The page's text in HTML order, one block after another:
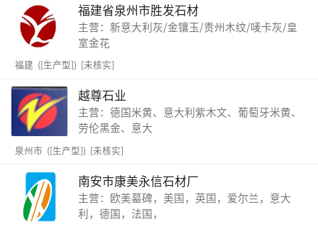
福建省泉州市胜发石材
主营：新意大利灰/金镶玉/贵州木纹/唛卡灰/皇
室金花
福建 ([生产型]) [未核实]
越尊石业
主营：德国米黄、意大利紫木文、葡萄牙米黄、
劳伦黑金、意大
泉州市 ([生产型]) [未核实]
南安市康美永信石材厂
主营：欧美墓碑，美国，英国，爱尔兰，意大
利，德国，法国，